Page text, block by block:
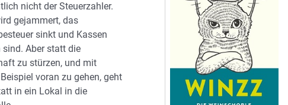
nicht der Steuerzahler.
gejammert, das
sinkt und Kassen
sind. Aber statt die
zu stürzen, und mit
voran zu gehen, geht
in ein Lokal in die